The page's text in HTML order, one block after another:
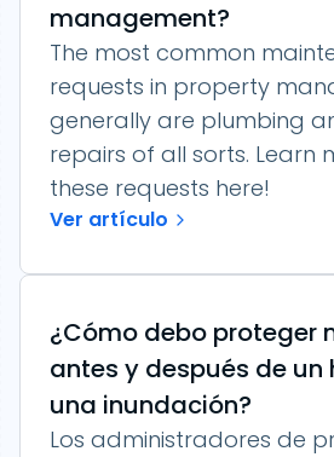
management?
The most common
requests in property
generally are plumbing
repairs of all sorts. Learn
these requests here!
Ver artículo
¿Cómo debo proteger
antes y después de un
una inundación?
Los administradores de